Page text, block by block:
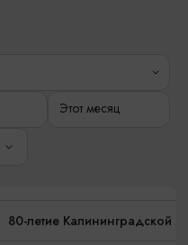
Этот месяц
80-летие Калининградской